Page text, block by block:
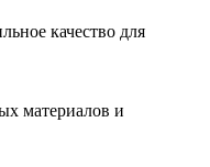
качество для
материалов и